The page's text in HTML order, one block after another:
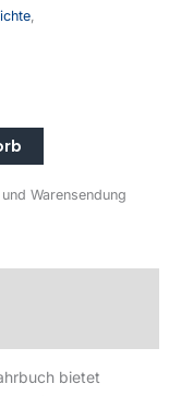
Warensendung
bietet